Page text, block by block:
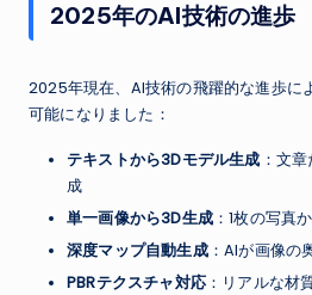
2025年のAI技術の進歩
2025年現在、AI技術の飛躍的な進歩に
可能になりました：
テキストから3Dモデル生成 ：文
成
単一画像から3D生成 ：1枚の写真
深度マップ自動生成：AIが画像の
PBRテクスチャ対応 ：リアルな材